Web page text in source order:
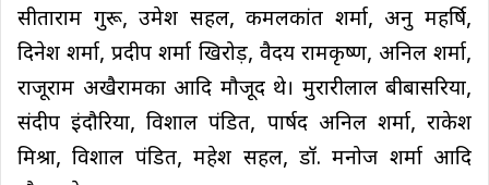
सीताराम गुरू, उमेश सहल, कमलकांत शर्मा, अनु महर्षि,
दिनेश शर्मा, प्रदीप शर्मा खिरोड़, वैदय रामकृष्ण, अनिल शर्मा,
राजूराम अखैरामका आदि मौजूद थे। मुरारीलाल बीबासरिया,
संदीप इंदौरिया, विशाल पंडित, पार्षद अनिल शर्मा, राकेश
मिश्रा, विशाल पंडित, महेश सहल, डॉ. मनोज शर्मा आदि